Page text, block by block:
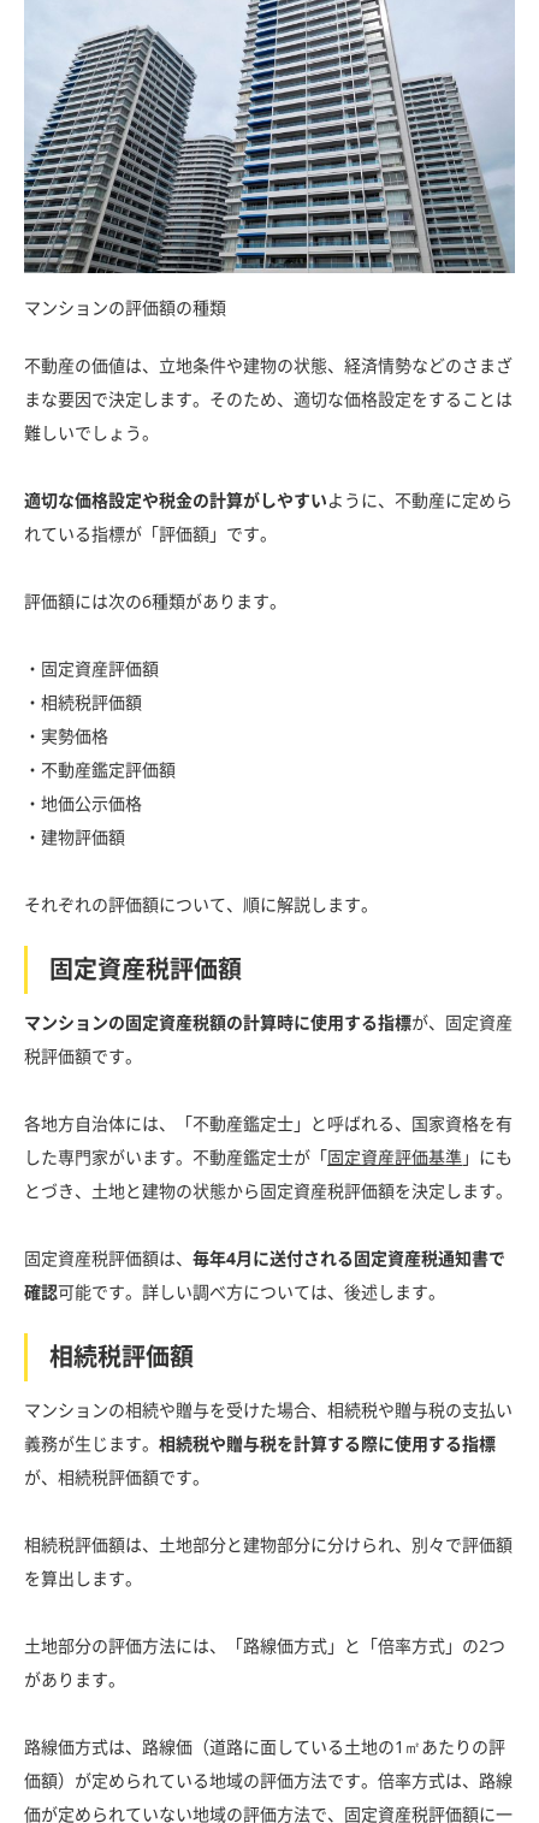
マンションの評価額の種類
不動産の価値は、立地条件や建物の状態、経済情勢などのさまざ
まな要因で決定します。そのため、適切な価格設定をすることは
難しいでしょう。
適切な価格設定や税金の計算がしやすいように、不動産に定めら
れている指標が「評価額」です。
評価額には次の6種類があります。
・固定資産評価額
・相続税評価額
・実勢価格
・不動産鑑定評価額
・地価公示価格
・建物評価額
それぞれの評価額について、順に解説します。
固定資産税評価額
マンションの固定資産税額の計算時に使用する指標が、固定資産
税評価額です。
各地方自治体には、「不動産鑑定士」と呼ばれる、国家資格を有
した専門家がいます。不動産鑑定士が「固定資産評価基準」にも
とづき、土地と建物の状態から固定資産税評価額を決定します。
固定資産税評価額は、 毎年4月に送付される固定資産税通知書で
確認可能です。詳しい調べ方については、後述します。
相続税評価額
マンションの相続や贈与を受けた場合、相続税や贈与税の支払い
義務が生じます。 相続税や贈与税を計算する際に使用する指標
が、相続税評価額です。
相続税評価額は、土地部分と建物部分に分けられ、別々で評価額
を算出します。
土地部分の評価方法には、「路線価方式」と「倍率方式」の2つ
があります。
路線価方式は、路線価（道路に面している土地の1㎡あたりの評
価額）が定められている地域の評価方法です。倍率方式は、路線
価が定められていない地域の評価方法で、固定資産税評価額に一